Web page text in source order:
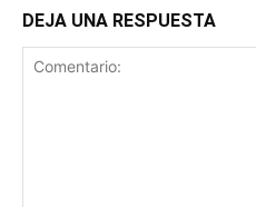
DEJA UNA RESPUESTA